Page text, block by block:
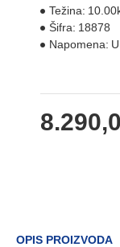
Težina:
Šifra: 18878
Napomena:
OPIS PROIZVODA